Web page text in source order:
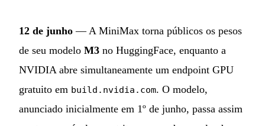
12 de junho — A MiniMax torna públicos os pesos
de seu modelo M3 no HuggingFace, enquanto a
NVIDIA abre simultaneamente um endpoint GPU
gratuito em build.nvidia.com. O modelo,
anunciado inicialmente em 1º de junho, passa assim